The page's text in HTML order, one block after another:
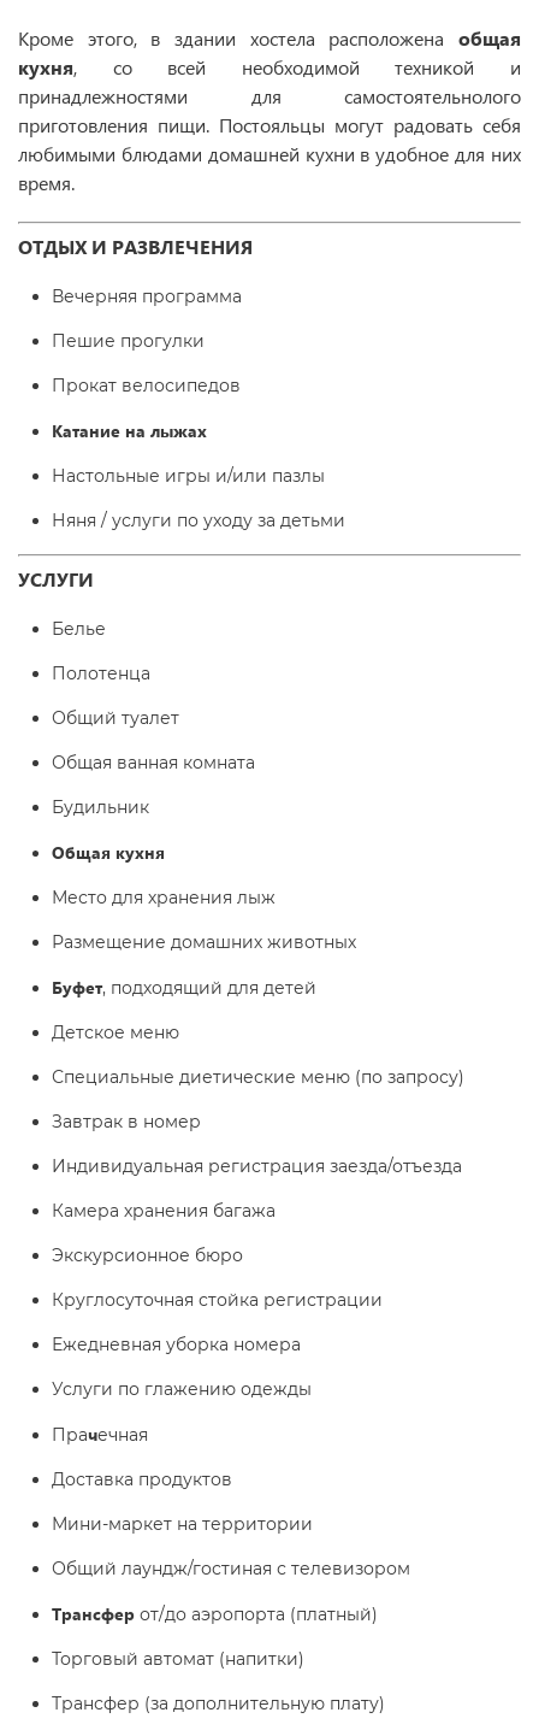
Кроме этого, в здании хостела расположена общая
кухня, со всей необходимой техникой и
принадлежностями для самостоятельнолого
приготовления пищи. Постояльцы могут радовать себя
любимыми блюдами домашней кухни в удобное для них
время.
ОТДЫХ И РАЗВЛЕЧЕНИЯ
Вечерняя программа
Пешие прогулки
Прокат велосипедов
Катание на лыжах
Настольные игры и/или пазлы
Няня / услуги по уходу за детьми
УСЛУГИ
Белье
Полотенца
Общий туалет
Общая ванная комната
Будильник
Общая кухня
Место для хранения лыж
Размещение домашних животных
Буфет, подходящий для детей
Детское меню
Специальные диетические меню (по запросу)
Завтрак в номер
Индивидуальная регистрация заезда/отъезда
Камера хранения багажа
Экскурсионное бюро
Круглосуточная стойка регистрации
Ежедневная уборка номера
Услуги по глажению одежды
Прачечная
Доставка продуктов
Мини-маркет на территории
Общий лаундж/гостиная с телевизором
Трансфер от/до аэропорта (платный)
Торговый автомат (напитки)
Трансфер (за дополнительную плату)